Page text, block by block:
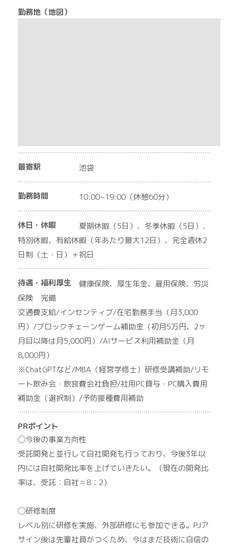
勤務地（地図）
最寄駅 池袋
勤務時間 10:00~19:00（休憩60分）
休日・休暇
夏期休暇（5日）、冬季休暇（5日）、
特別休暇、有給休暇（年あたり最大12日）、完全週休2
日制（土・日）＋祝日
待遇・福利厚生
健康保険、厚生年金、雇用保険、労災
保険 完備
交通費支給/インセンティブ/在宅勤務手当（月3,000
円）/ブロックチェーンゲーム補助金（初月5万円、2ヶ
月目以降は月5,000円）/AIサービス利用補助金（月
8,000円）
※ChatGPTなど/MBA（経営学修士）研修受講補助/リモ
ート飲み会・飲食費会社負担/社用PC貸与・PC購入費用
補助金（選択制）/予防接種費用補助
PRポイント
◯今後の事業方向性
受託開発と並行して自社開発も行っており、今後3年以
内には自社開発比率を上げていきたい。（現在の開発比
率は、受託：自社＝8：2）
◯研修制度
レベル別に研修を実施、外部研修にも参加できる。PJア
サイン後は先輩社員がつくため、今はまだ技術に自信の